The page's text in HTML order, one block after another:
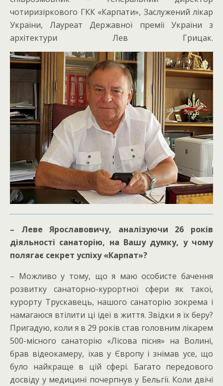
чотиризіркового ГКК «Карпати», Заслужений лікар
України, Лауреат Державної премії України з
архітектури Лев Грицак.
– Леве Ярославовичу, аналізуючи 26 років
діяльності санаторію, на Вашу думку, у чому
полягає секрет успіху «Карпат»?
– Можливо у тому, що я маю особисте бачення
розвитку санаторно-курортної сфери як такої,
курорту Трускавець, нашого санаторію зокрема і
намагаюся втілити ці ідеї в життя. Звідки я їх беру?
Пригадую, коли я в 29 років став головним лікарем
500-місного санаторію «Лісова пісня» на Волині,
брав відеокамеру, їхав у Європу і знімав усе, що
було найкраще в цій сфері. Багато передового
досвіду у медицині почерпнув у Бельгії. Коли двічі